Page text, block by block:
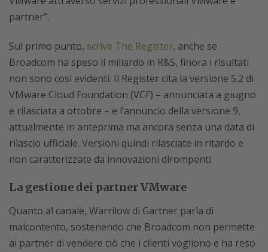
partner”.
Sul primo punto, scrive The Register, anche se
Broadcom ha speso il miliardo in R&S, finora i risultati
non sono così evidenti. Il Register cita la versione 5.2 di
VMware Cloud Foundation (VCF) – annunciata a giugno
e rilasciata a ottobre – e l’annuncio della versione 9,
attualmente in anteprima ma ancora senza una data di
rilascio ufficiale. Versioni quindi rilasciate in ritardo e
non caratterizzate da innovazioni dirompenti.
La gestione dei partner VMware
Quanto al canale, Warrilow di Gartner parla di
malcontento, sostenendo che Broadcom non permette
ai partner di vendere ciò che i clienti vogliono e ha reso